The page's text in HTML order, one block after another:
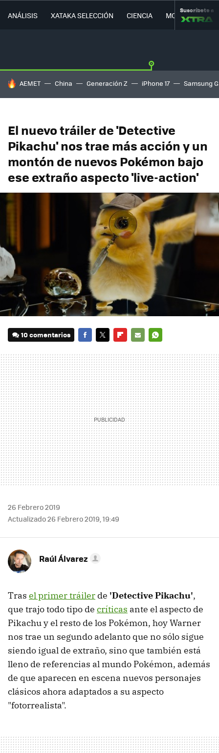
ANÁLISIS XATAKA SELECCIÓN CIENCIA MOVILIDAD
Suscríbete a
HOY SE HABLA DE
AEMET China Generación Z iPhone 17 Samsung
El nuevo tráiler de 'Detective
Pikachu' nos trae más acción y un
montón de nuevos Pokémon bajo
ese extraño aspecto 'live-action'
10 comentarios
MAIL
26 Febrero 2019
Actualizado 26 Febrero 2019, 19:49
Raúl Álvarez
Tras el primer tráiler de 'Detective Pikachu',
que trajo todo tipo de críticas ante el aspecto de
Pikachu y el resto de los Pokémon, hoy Warner
nos trae un segundo adelanto que no sólo sigue
siendo igual de extraño, sino que también está
lleno de referencias al mundo Pokémon, además
de que aparecen en escena nuevos personajes
clásicos ahora adaptados a su aspecto
"fotorrealista".